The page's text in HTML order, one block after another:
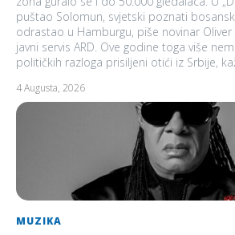
puštao Solomun, svjetski poznati
odrastao u Hamburgu, piše novinar
javni servis ARD. Ove godine toga više nema. Organizatori su iz
političkih razloga prisiljeni otići iz Srbije,
4 Augusta, 2026
MUZIKA